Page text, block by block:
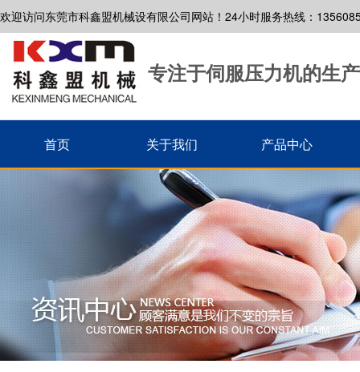
欢迎访问东莞市科鑫盟机械设有限公司网站！24小时服务热线：
专注于伺服压力机的生
首页 关于我们 产品中心